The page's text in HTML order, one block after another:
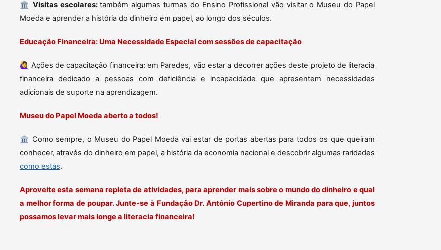
🏛️ Visitas escolares:também algumas turmas do Ensino Profissional vão visitar o Museu do Papel
Moeda e aprender a história do dinheiro em papel, ao longo dos séculos.
Educação Financeira: Uma Necessidade Especial com sessões de capacitação
🙋‍♀️ Ações de capacitação financeira: em Paredes, vão estar a decorrer ações deste projeto de literacia
financeira dedicado a pessoas com deficiência e incapacidade que apresentem necessidades
adicionais de suporte na aprendizagem.
Museu do Papel Moeda aberto a todos!
🏛️ Como sempre, o Museu do Papel Moeda vai estar de portas abertas para todos os que queiram
conhecer, através do dinheiro em papel, a história da economia nacional e descobrir algumas raridades
como estas.
Aproveite esta semana repleta de atividades, para aprender mais sobre o mundo do dinheiro e qual
a melhor forma de poupar. Junte-se à Fundação Dr. António Cupertino de Miranda para que, juntos
possamos levar mais longe a literacia financeira!